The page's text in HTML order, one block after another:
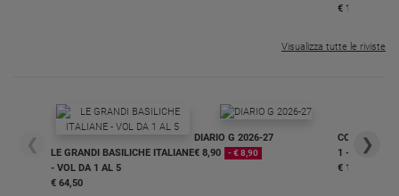
€ 16,99
Visualizza tutte le riviste
❮
LE GRANDI BASILICHE ITALIANE
- VOL DA 1 AL 5
€ 64,50
DIARIO G 2026-27
€ 8,90
- € 8,90
COLLANA
1 - 2
€ 18,50
❯